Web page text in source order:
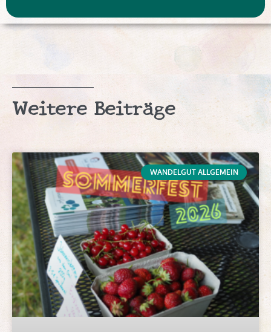
Weitere Beiträge
WANDELGUT ALLGEMEIN